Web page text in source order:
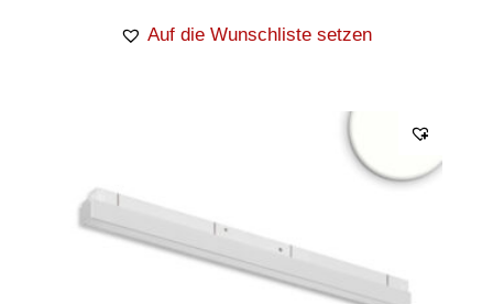
Auf die Wunschliste setzen